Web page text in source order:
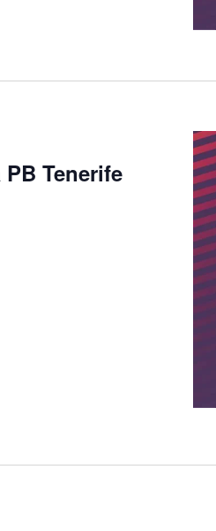
Tenerife